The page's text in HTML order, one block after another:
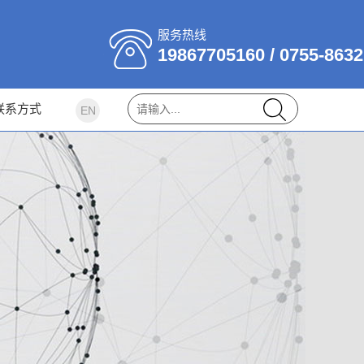
EN
服务热线
19867705160 / 0755-
系方式